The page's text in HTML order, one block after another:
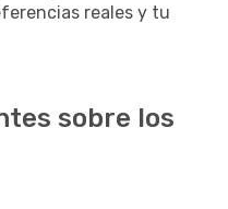
reales y tu
sobre los